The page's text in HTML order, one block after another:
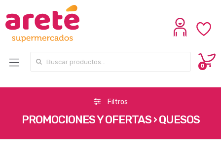
Search for:
0
Filtros
PROMOCIONES Y OFERTAS › QUESOS